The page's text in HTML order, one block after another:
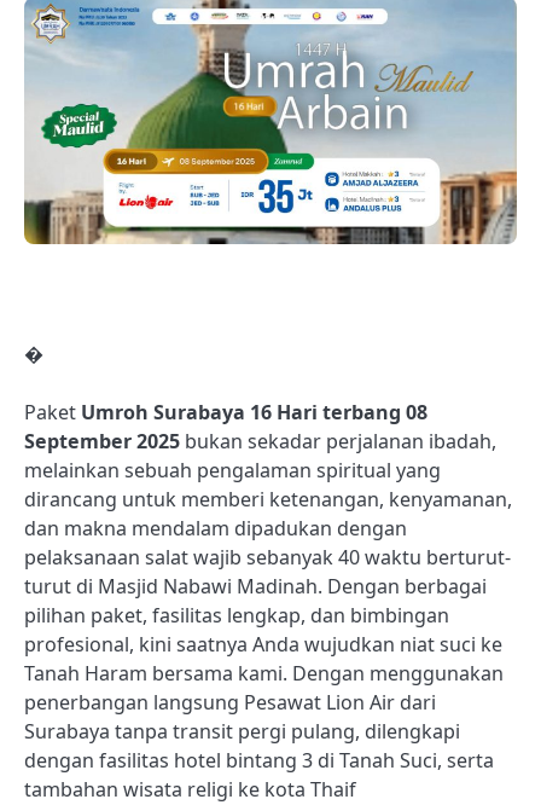
�
Paket Umroh Surabaya 16 Hari terbang 08
September 2025 bukan sekadar perjalanan ibadah,
melainkan sebuah pengalaman spiritual yang
dirancang untuk memberi ketenangan, kenyamanan,
dan makna mendalam dipadukan dengan
pelaksanaan salat wajib sebanyak 40 waktu berturut-
turut di Masjid Nabawi Madinah. Dengan berbagai
pilihan paket, fasilitas lengkap, dan bimbingan
profesional, kini saatnya Anda wujudkan niat suci ke
Tanah Haram bersama kami. Dengan menggunakan
penerbangan langsung Pesawat Lion Air dari
Surabaya tanpa transit pergi pulang, dilengkapi
dengan fasilitas hotel bintang 3 di Tanah Suci, serta
tambahan wisata religi ke kota Thaif